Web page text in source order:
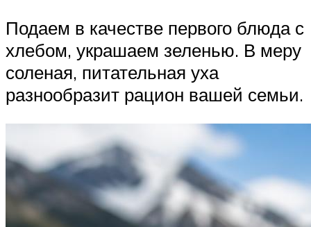
Подаем в качестве первого блюда с
хлебом, украшаем зеленью. В меру
соленая, питательная уха
разнообразит рацион вашей семьи.